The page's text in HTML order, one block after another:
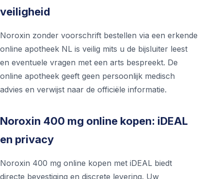
veiligheid
Noroxin zonder voorschrift bestellen via een erkende
online apotheek NL is veilig mits u de bijsluiter leest
en eventuele vragen met een arts bespreekt. De
online apotheek geeft geen persoonlijk medisch
advies en verwijst naar de officiële informatie.
Noroxin 400 mg online kopen: iDEAL
en privacy
Noroxin 400 mg online kopen met iDEAL biedt
directe bevestiging en discrete levering. Uw